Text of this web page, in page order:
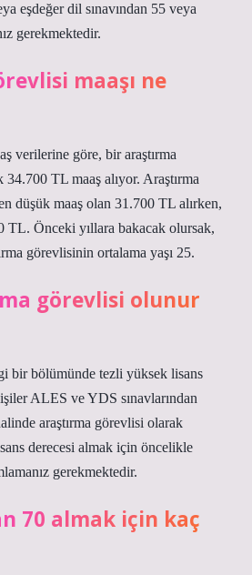
eşdeğer dil sınavından 55 veya
gerekmektedir.
maaşı ne
verilerine göre, bir araştırma
TL maaş alıyor. Araştırma
düşük maaş olan 31.700 TL alırken,
TL. Önceki yıllara bakacak olursak,
görevlisinin ortalama yaşı 25.
görevlisi olunur
bir bölümünde tezli yüksek lisans
ALES ve YDS sınavlarından
araştırma görevlisi olarak
derecesi almak için öncelikle
gerekmektedir.
70 almak için kaç